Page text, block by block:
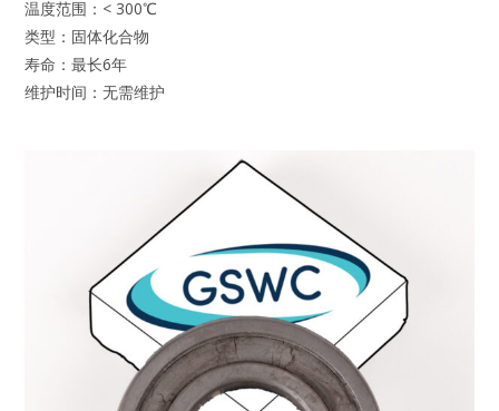
温度范围：< 300℃
类型：固体化合物
寿命：最长6年
维护时间：无需维护